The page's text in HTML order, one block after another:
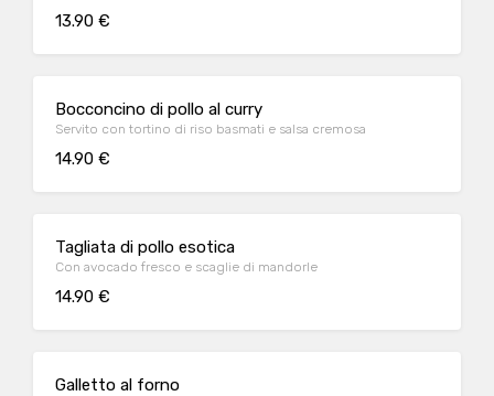
13.90 €
Bocconcino di pollo al curry
Servito con tortino di riso basmati e salsa cremosa
14.90 €
Tagliata di pollo esotica
Con avocado fresco e scaglie di mandorle
14.90 €
Galletto al forno